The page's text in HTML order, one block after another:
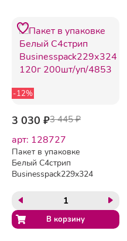
-12%
3 030 ₽3 445 ₽
арт: 128727
Пакет в упаковке
Белый С4стрип
Businesspack229х324